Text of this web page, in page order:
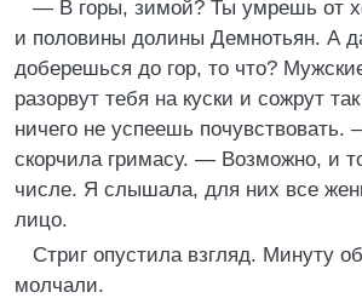
— В горы, зимой? Ты умрешь от
и половины долины Демнотьян. А
доберешься до гор, то что?
разорвут тебя на куски и сожрут
ничего не успеешь почувствовать.
скорчила гримасу. — Возможно, и
числе. Я слышала, для них все
лицо.
Стриг опустила взгляд. Минуту
молчали.